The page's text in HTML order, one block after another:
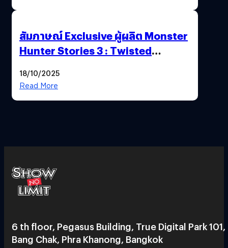
สัมภาษณ์ Exclusive ผู้ผลิต Monster
Hunter Stories 3 : Twisted
สวยฉ่ำ !
18/10/2025
Read More
6 th floor, Pegasus Building, True Digital Park 101,
Bang Chak, Phra Khanong, Bangkok